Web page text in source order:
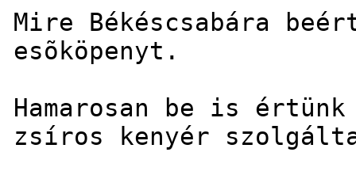
Mire Békéscsabára
esõköpenyt.
Hamarosan be is
zsíros kenyér